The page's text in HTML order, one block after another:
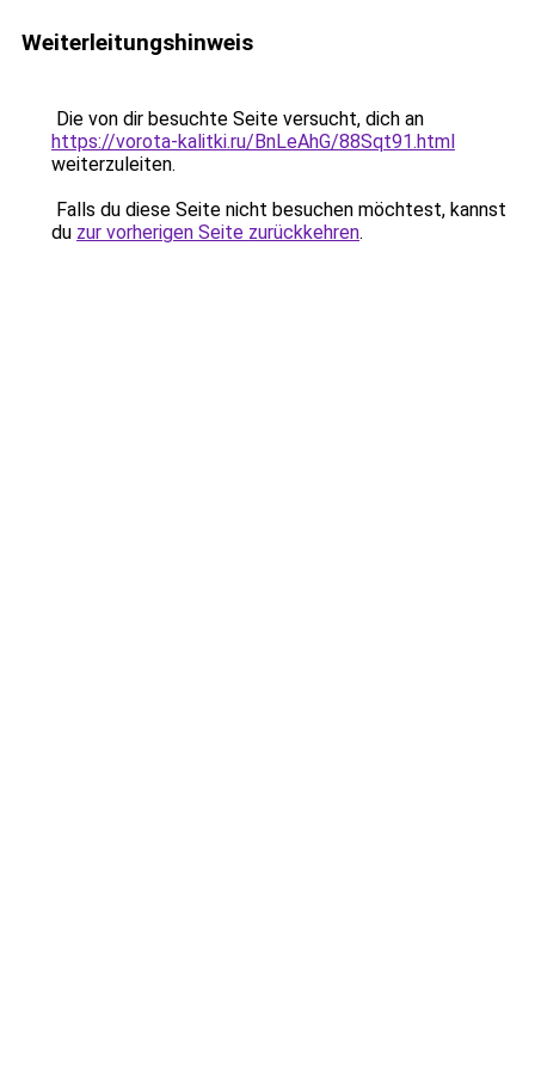
Weiterleitungshinweis
Die von dir besuchte Seite versucht, dich an
https://vorota-kalitki.ru/BnLeAhG/88Sqt91.html
weiterzuleiten.
Falls du diese Seite nicht besuchen möchtest, kannst
du zur vorherigen Seite zurückkehren.